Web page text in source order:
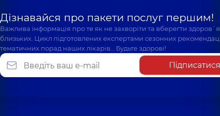
Дізнавайся про пакети послуг першим!
Важлива інформація про те як не захворіти та вберегти
близьких. Цикл підготовлених експертами сезонних
тематичних порад наших лікарів… Будьте здорові!
Підписатися